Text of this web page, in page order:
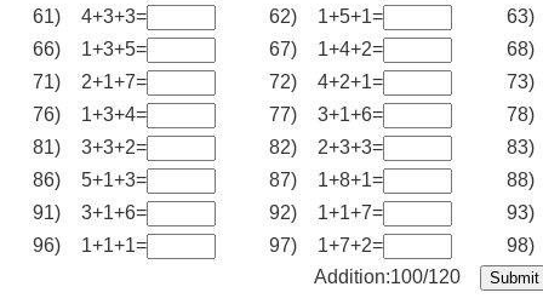
61)
4+3+3= 62) 1+5+1=
63)
66)
1+3+5= 67) 1+4+2=
68)
71)
2+1+7= 72) 4+2+1=
73)
76)
1+3+4= 77) 3+1+6=
78)
81)
3+3+2= 82) 2+3+3=
83)
86)
5+1+3= 87) 1+8+1=
88)
91)
3+1+6= 92) 1+1+7=
93)
96)
1+1+1= 97) 1+7+2=
98)
Addition:100/120